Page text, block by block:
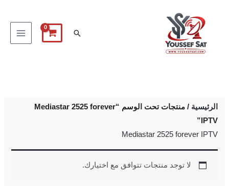
البحث
الرئيسية
/ منتجات تحت الوسم “Mediastar 2525 forever
IPTV”
Mediastar 2525 forever IPTV
لا توجد منتجات تتوافق مع اختيارك.